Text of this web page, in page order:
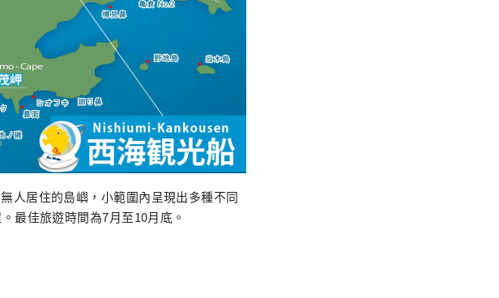
人居住的島嶼，小範圍內呈現出多種不同
最佳旅遊時間為7月至10月底。